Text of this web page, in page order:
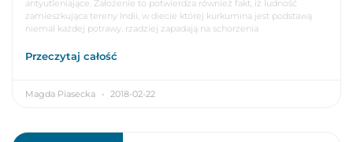
antyutleniające. Założenie to potwierdza również fakt, iż ludność
zamieszkująca tereny Indii, w diecie której kurkumina jest podstawą
niemal każdej potrawy, rzadziej zapadają na schorzenia
Przeczytaj całość
Magda Piasecka 2018-02-22